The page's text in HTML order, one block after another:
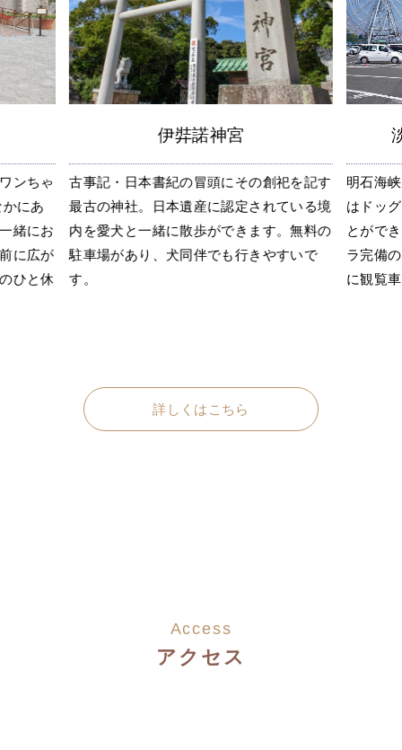
を記す
いる境
無料の
いで
淡路島サービスエリア
明石海峡大橋を望む淡路サービスエリアに
はドッグランがあるので愛犬を遊ばせるこ
とができます。下り側にはペット用ゴンド
ラ完備の大観覧車があるので、愛犬と一緒
に観覧車を楽しめます。
兵庫県
んと行
るモリ
食事頂
る大芝
詳しくはこちら
Access
アクセス